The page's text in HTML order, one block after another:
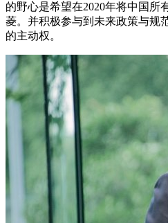
的野心是希望在2020年将中国所
菱。并积极参与到未来政策与规
的主动权。